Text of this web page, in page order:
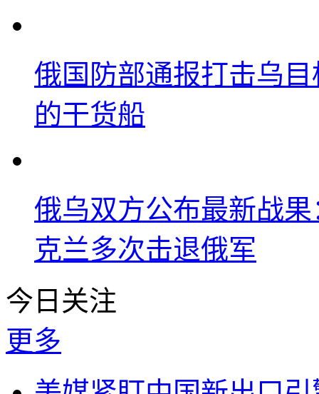
俄国防部通报打击乌
的干货船
俄乌双方公布最新战
克兰多次击退俄军
今日关注
更多